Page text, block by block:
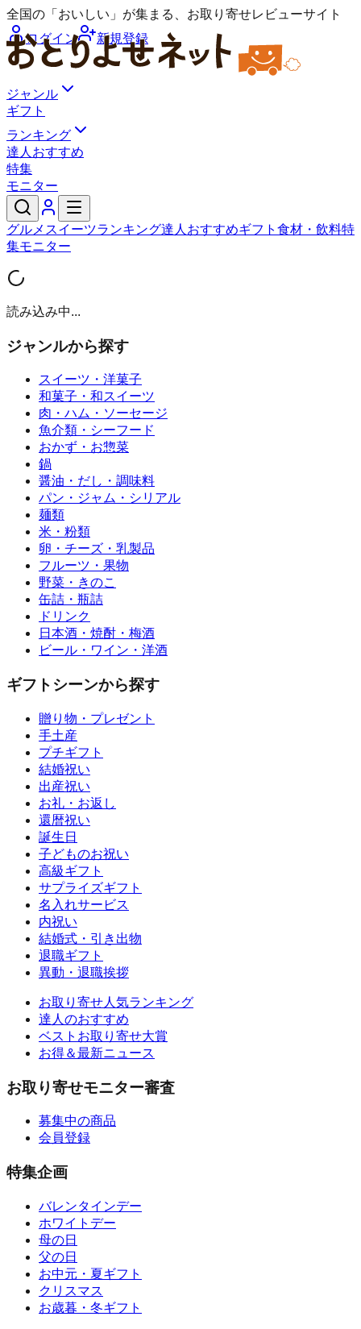
全国の「おいしい」が集まる、お取り寄せレビューサイト
ログイン
新規登録
ジャンル
ギフト
ランキング
達人おすすめ
特集
モニター
グルメ スイーツランキング達人おすすめギフト 食材・飲料特
集モニター
読み込み中...
ジャンルから探す
スイーツ・洋菓子
和菓子・和スイーツ
肉・ハム・ソーセージ
魚介類・シーフード
おかず・お惣菜
鍋
醤油・だし・調味料
パン・ジャム・シリアル
麺類
米・粉類
卵・チーズ・乳製品
フルーツ・果物
野菜・きのこ
缶詰・瓶詰
ドリンク
日本酒・焼酎・梅酒
ビール・ワイン・洋酒
ギフトシーンから探す
贈り物・プレゼント
手土産
プチギフト
結婚祝い
出産祝い
お礼・お返し
還暦祝い
誕生日
子どものお祝い
高級ギフト
サプライズギフト
名入れサービス
内祝い
結婚式・引き出物
退職ギフト
異動・退職挨拶
お取り寄せ人気ランキング
達人のおすすめ
ベストお取り寄せ大賞
お得＆最新ニュース
お取り寄せモニター審査
募集中の商品
会員登録
特集企画
バレンタインデー
ホワイトデー
母の日
父の日
お中元・夏ギフト
クリスマス
お歳暮・冬ギフト